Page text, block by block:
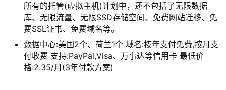
所有的托管(虚拟主机)计划中，还不包括了无限数据
库、无限流量、无限SSD存储空间、免费网站迁移、免
费SSL证书、免费域名等。
数据中心:美国2个、荷兰1个 域名:按年支付免费,按月支
付收费 支持:PayPal,Visa、万事达等信用卡 最低价
格:2.35/月(3年付款方案)